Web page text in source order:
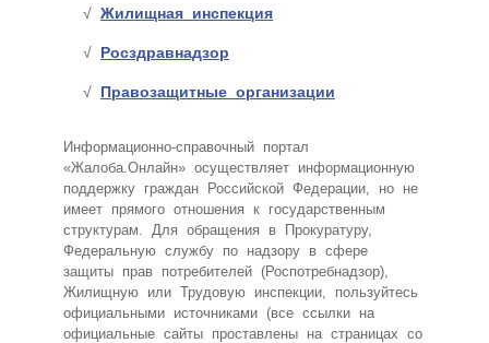
Жилищная инспекция
Росздравнадзор
Правозащитные организации
Информационно-справочный портал
«Жалоба.Онлайн» осуществляет информационную
поддержку граждан Российской Федерации, но не
имеет прямого отношения к государственным
структурам. Для обращения в Прокуратуру,
Федеральную службу по надзору в сфере
защиты прав потребителей (Роспотребнадзор),
Жилищную или Трудовую инспекции, пользуйтесь
официальными источниками (все ссылки на
официальные сайты проставлены на страницах со